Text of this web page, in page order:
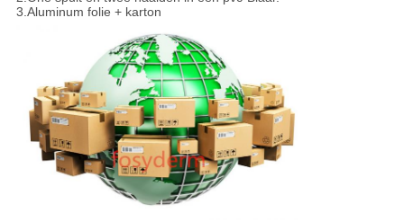
3.Aluminum folie + karton